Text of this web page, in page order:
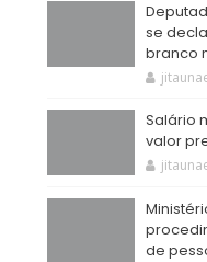
se
branco
Salário
valor
de